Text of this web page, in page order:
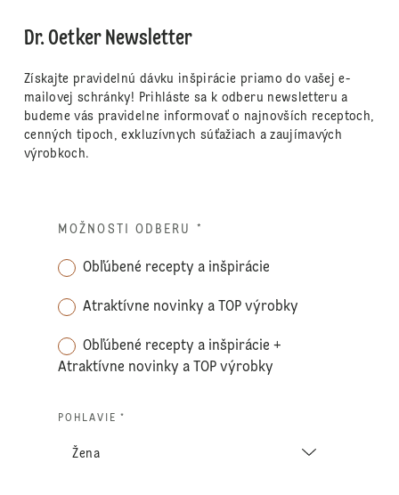
Dr. Oetker Newsletter
Získajte pravidelnú dávku inšpirácie priamo do vašej e-
mailovej schránky! Prihláste sa k odberu newsletteru a
budeme vás pravidelne informovať o najnovších receptoch,
cenných tipoch, exkluzívnych súťažiach a zaujímavých
výrobkoch.
MOŽNOSTI ODBERU *
Obľúbené recepty a inšpirácie
Atraktívne novinky a TOP výrobky
Obľúbené recepty a inšpirácie +
Atraktívne novinky a TOP výrobky
POHLAVIE *